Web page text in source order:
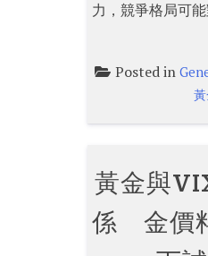
力，競爭格局可能
Posted in
黃金與
係 金價